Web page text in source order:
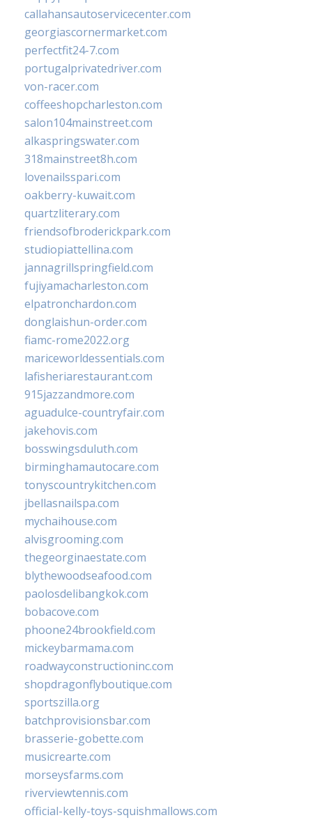
callahansautoservicecenter.com
georgiascornermarket.com
perfectfit24-7.com
portugalprivatedriver.com
von-racer.com
coffeeshopcharleston.com
salon104mainstreet.com
alkaspringswater.com
318mainstreet8h.com
lovenailsspari.com
oakberry-kuwait.com
quartzliterary.com
friendsofbroderickpark.com
studiopiattellina.com
jannagrillspringfield.com
fujiyamacharleston.com
elpatronchardon.com
donglaishun-order.com
fiamc-rome2022.org
mariceworldessentials.com
lafisheriarestaurant.com
915jazzandmore.com
aguadulce-countryfair.com
jakehovis.com
bosswingsduluth.com
birminghamautocare.com
tonyscountrykitchen.com
jbellasnailspa.com
mychaihouse.com
alvisgrooming.com
thegeorginaestate.com
blythewoodseafood.com
paolosdelibangkok.com
bobacove.com
phoone24brookfield.com
mickeybarmama.com
roadwayconstructioninc.com
shopdragonflyboutique.com
sportszilla.org
batchprovisionsbar.com
brasserie-gobette.com
musicrearte.com
morseysfarms.com
riverviewtennis.com
official-kelly-toys-squishmallows.com